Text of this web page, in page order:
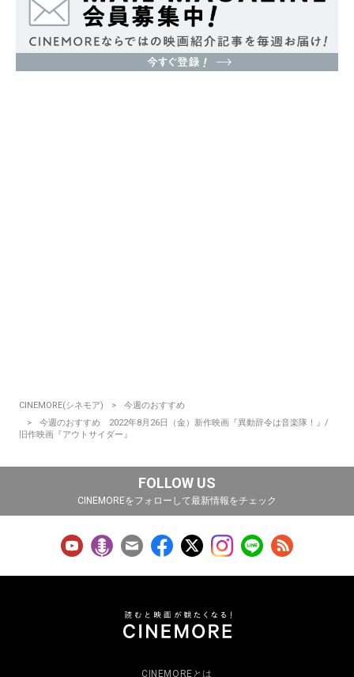
CINEMORE(シネモア)
今週のおすすめ
今週のおすすめ 2022年8月26日（金）新作映画『異動辞令は音楽隊！』/
旧作映画『アウトサイダー』
FOLLOW US
CINEMOREをフォローして最新情報をチェック
CINEMOREとは